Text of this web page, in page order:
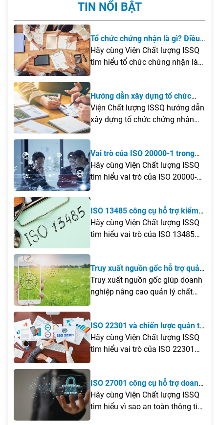
TIN NỔI BẬT
Tổ chức chứng nhận là gì? Điều
kiện để thành lập tổ chức chứng
nhận tại Việt Nam
Hãy cùng Viện Chất lượng ISSQ
tìm hiểu tổ chức chứng nhận là
gì, những điều kiện cần đáp ứng
để thành lập tại Việt Nam cũng
như các lưu ý quan trọng giúp
doanh nghiệp xây dựng tổ chức
chứng nhận hiệu quả và đúng
quy định.
Hướng dẫn xây dựng tổ chức
chứng nhận
Viện Chất lượng ISSQ hướng dẫn
xây dựng tổ chức chứng nhận
theo ISO/IEC 17021 và ISO/IEC
17065, từ khảo sát, đào tạo
chuyên gia, xây dựng hệ thống
quản lý đến đăng ký công nhận
và đưa tổ chức vào vận hành
theo đúng quy định của pháp
luật.
Vai trò của ISO 20000-1 trong
quá trình chuyển đổi số của
doanh nghiệp
Hãy cùng Viện Chất lượng ISSQ
tìm hiểu vai trò của ISO 20000-
1trong quá trình chuyển đổi số
của doanh nghiệp, cũng như
những giá trị mà tiêu chuẩn này
mang lại đối với việc nâng cao
chất lượng dịch vụ công nghệ
thông tin trong bài viết dưới đây.
ISO 13485 công cụ hỗ trợ kiểm
soát quy trình sản xuất trang
thiết bị y tế
Hãy cùng Viện Chất lượng ISSQ
tìm hiểu vai trò của ISO 13485
trong việc hỗ trợ nâng cao chất
lượng và an toàn thiết bị y tế qua
bài viết dưới đây.
Truy xuất nguồn gốc hỗ trợ quản
lý chất lượng và kiểm soát rủi ro
sản phẩm
Truy xuất nguồn gốc giúp doanh
nghiệp nâng cao quản lý chất
lượng, kiểm soát rủi ro và đáp
ứng yêu cầu minh bạch sản
phẩm.
ISO 22301 và chiến lược quản trị
rủi ro doanh nghiệp
Hãy cùng Viện Chất lượng ISSQ
tìm hiểu vai trò của ISO 22301
trong chiến lược quản trị rủi ro
doanh nghiệp và những giá trị
mà tiêu chuẩn này mang lại
trong việc nâng cao khả năng
ứng phó trước các biến động.
ISO 27001 công cụ hỗ trợ doanh
nghiệp bảo mật an toàn thông
tin
Hãy cùng Viện Chất lượng ISSQ
tìm hiểu vì sao an toàn thông tin
ngày càng trở nên cấp thiết và